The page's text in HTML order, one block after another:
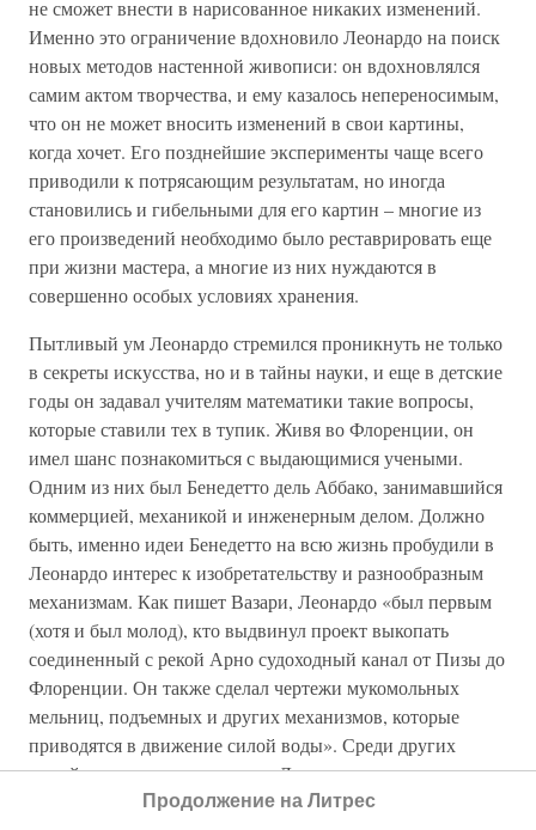
не сможет внести в нарисованное никаких изменений.
Именно это ограничение вдохновило Леонардо на поиск
новых методов настенной живописи: он вдохновлялся
самим актом творчества, и ему казалось непереносимым,
что он не может вносить изменений в свои картины,
когда хочет. Его позднейшие эксперименты чаще всего
приводили к потрясающим результатам, но иногда
становились и гибельными для его картин – многие из
его произведений необходимо было реставрировать еще
при жизни мастера, а многие из них нуждаются в
совершенно особых условиях хранения.
Пытливый ум Леонардо стремился проникнуть не только
в секреты искусства, но и в тайны науки, и еще в детские
годы он задавал учителям математики такие вопросы,
которые ставили тех в тупик. Живя во Флоренции, он
имел шанс познакомиться с выдающимися учеными.
Одним из них был Бенедетто дель Аббако, занимавшийся
коммерцией, механикой и инженерным делом. Должно
быть, именно идеи Бенедетто на всю жизнь пробудили в
Леонардо интерес к изобретательству и разнообразным
механизмам. Как пишет Вазари, Леонардо «был первым
(хотя и был молод), кто выдвинул проект выкопать
соединенный с рекой Арно судоходный канал от Пизы до
Флоренции. Он также сделал чертежи мукомольных
мельниц, подъемных и других механизмов, которые
приводятся в движение силой воды». Среди других
людей, оказавших влияние на Леонардо, можно назвать
Паоло дель Поццо Тосканелли, выдающегося ученого-
Продолжение на Литрес